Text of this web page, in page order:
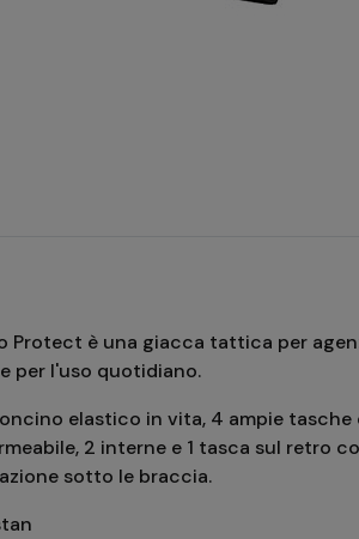
Protect è una giacca tattica per
per l'uso quotidiano.
elastico in vita, 4 ampie tasche
2 interne e 1 tasca sul retro
sotto le braccia.